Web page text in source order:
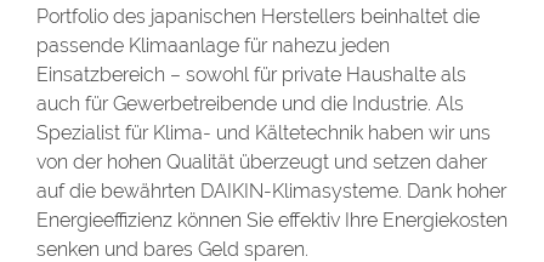
Portfolio des japanischen Herstellers beinhaltet die
passende Klimaanlage für nahezu jeden
Einsatzbereich – sowohl für private Haushalte als
auch für Gewerbetreibende und die Industrie. Als
Spezialist für Klima- und Kältetechnik haben wir uns
von der hohen Qualität überzeugt und setzen daher
auf die bewährten DAIKIN-Klimasysteme. Dank hoher
Energieeffizienz können Sie effektiv Ihre Energiekosten
senken und bares Geld sparen.